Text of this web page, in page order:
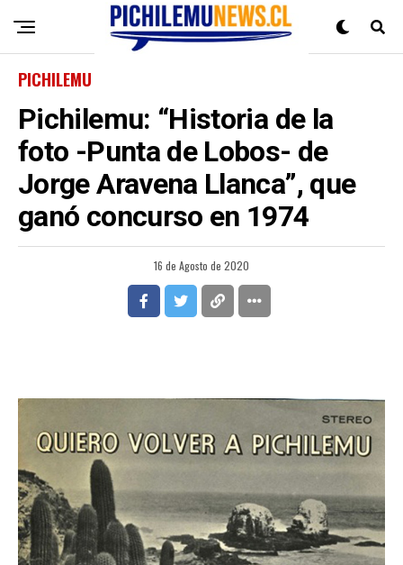
PICHILEMU
Pichilemu: “Historia de la
foto -Punta de Lobos- de
Jorge Aravena Llanca”, que
ganó concurso en 1974
16 de Agosto de 2020